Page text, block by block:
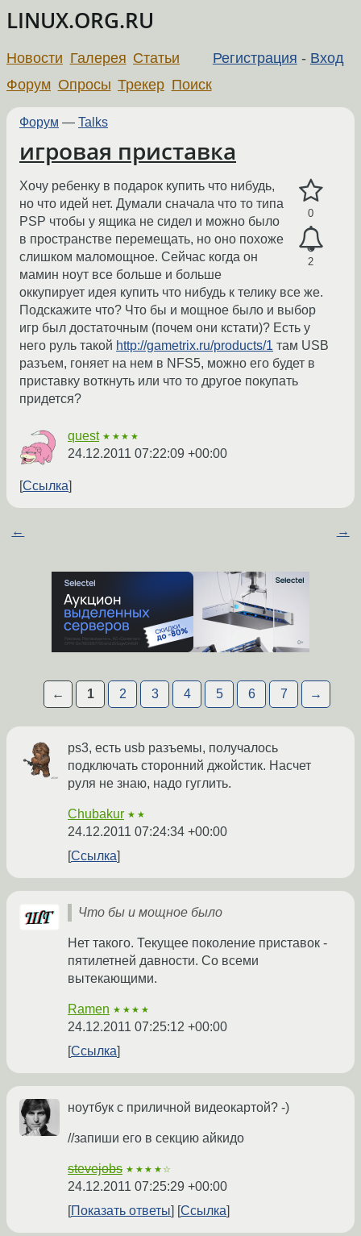
LINUX.ORG.RU
Регистрация - Вход
Новости Галерея Статьи
Форум Опросы Трекер Поиск
Форум — Talks
игровая приставка
0
2
Хочу ребенку в подарок купить что нибудь,
но что идей нет. Думали сначала что то типа
PSP чтобы у ящика не сидел и можно было
в пространстве перемещать, но оно похоже
слишком маломощное. Сейчас когда он
мамин ноут все больше и больше
оккупирует идея купить что нибудь к телику все же.
Подскажите что? Что бы и мощное было и выбор
игр был достаточным (почем они кстати)? Есть у
него руль такой http://gametrix.ru/products/1 там USB
разъем, гоняет на нем в NFS5, можно его будет в
приставку воткнуть или что то другое покупать
придется?
quest ★★★★
24.12.2011 07:22:09 +00:00
Ссылка
← →
← 1 2 3 4 5 6 7 →
ps3, есть usb разъемы, получалось
подключать сторонний джойстик. Насчет
руля не знаю, надо гуглить.
Chubakur ★★
24.12.2011 07:24:34 +00:00
Ссылка
Что бы и мощное было
Нет такого. Текущее поколение приставок -
пятилетней давности. Со всеми
вытекающими.
Ramen ★★★★
24.12.2011 07:25:12 +00:00
Ссылка
ноутбук с приличной видеокартой? -)
//запиши его в секцию айкидо
stevejobs ★★★★☆
24.12.2011 07:25:29 +00:00
Показать ответы
Ссылка